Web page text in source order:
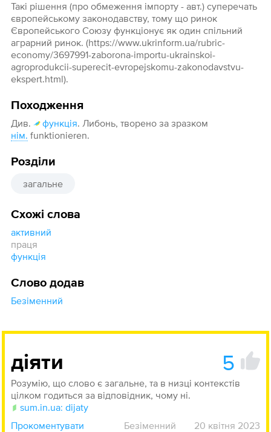
Такі рішення (про обмеження імпорту - авт.) суперечать
європейському законодавству, тому що ринок
Європейського Союзу функціонує як один спільний
аграрний ринок. (https://www.ukrinform.ua/rubric-
economy/3697991-zaborona-importu-ukrainskoi-
agroprodukcii-superecit-evropejskomu-zakonodavstvu-
ekspert.html).
Походження
Див. функція. Либонь, творено за зразком
нім. funktionieren.
Розділи
загальне
Схожі слова
активний
праця
функція
Слово додав
Безіменний
діяти 5
Розумію, що слово є загальне, та в низці контекстів
цілком годиться за відповідник, чому ні.
sum.in.ua: dijaty
Прокоментувати
Безіменний 20 квітня 2023